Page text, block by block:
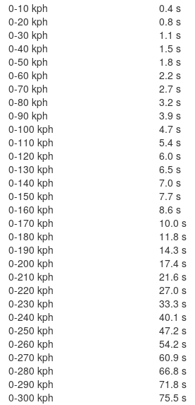
0-10 kph
0.4 s
0-20 kph
0.8 s
0-30 kph
1.1 s
0-40 kph
1.5 s
0-50 kph
1.8 s
0-60 kph
2.2 s
0-70 kph
2.7 s
0-80 kph
3.2 s
0-90 kph
3.9 s
0-100 kph
4.7 s
0-110 kph
5.4 s
0-120 kph
6.0 s
0-130 kph
6.5 s
0-140 kph
7.0 s
0-150 kph
7.7 s
0-160 kph
8.6 s
0-170 kph
10.0 s
0-180 kph
11.8 s
0-190 kph
14.3 s
0-200 kph
17.4 s
0-210 kph
21.6 s
0-220 kph
27.0 s
0-230 kph
33.3 s
0-240 kph
40.1 s
0-250 kph
47.2 s
0-260 kph
54.2 s
0-270 kph
60.9 s
0-280 kph
66.8 s
0-290 kph
71.8 s
0-300 kph
75.5 s